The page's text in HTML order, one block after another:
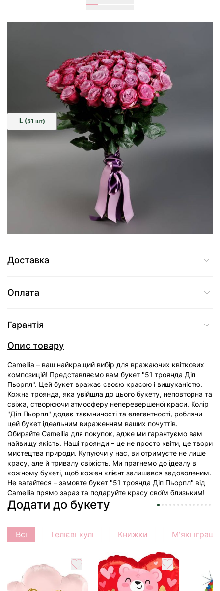
50см
L (51 ШТ)
5 585 грн
Додати до кошика
Купити в один клік
Доставка
Оплата
Гарантія
Опис товару
Camellia – ваш найкращий вибір для вражаючих квіткових
композицій! Представляємо вам букет "51 троянда Діп
Пьорпл". Цей букет вражає своєю красою і вишуканістю.
Кожна троянда, яка увійшла до цього букету, неповторна та
свіжа, створюючи атмосферу неперевершеної краси. Колір
"Діп Пьорпл" додає таємничості та елегантності, роблячи
цей букет ідеальним вираженням ваших почуттів.
Обирайте Camellia для покупок, адже ми гарантуємо вам
найвищу якість. Наші троянди – це не просто квіти, це твори
мистецтва природи. Купуючи у нас, ви отримуєте не лише
красу, але й тривалу свіжість. Ми прагнемо до ідеалу в
кожному букеті, щоб кожен клієнт залишався задоволеним.
Не вагайтеся – замовте букет "51 троянда Діп Пьорпл" від
Camellia прямо зараз та подаруйте красу своїм близьким!
Додати до букету
Всі Гелієві кулі Книжки М'які